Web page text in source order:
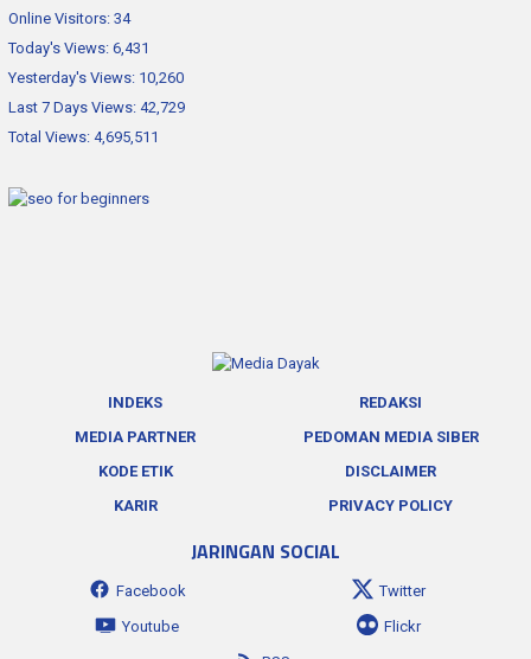
Online Visitors: 34
Today's Views: 6,431
Yesterday's Views: 10,260
Last 7 Days Views: 42,729
Total Views: 4,695,511
INDEKS
REDAKSI
MEDIA PARTNER
PEDOMAN MEDIA SIBER
KODE ETIK
DISCLAIMER
KARIR
PRIVACY POLICY
JARINGAN SOCIAL
Facebook
Twitter
Youtube
Flickr